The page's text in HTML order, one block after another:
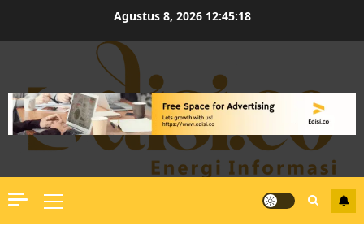
Agustus 8, 2026 12:45:18
Primary
Menu